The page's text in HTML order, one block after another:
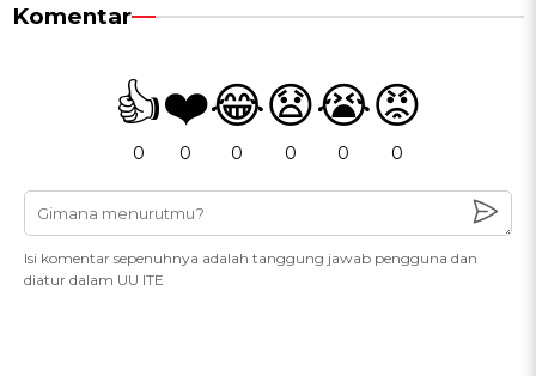
Komentar
👍
0
❤️
0
😂
0
😧
0
😭
0
😡
0
Isi komentar sepenuhnya adalah tanggung jawab pengguna dan
diatur dalam UU ITE